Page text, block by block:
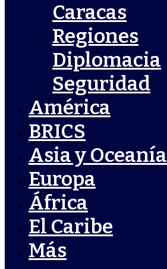
Caracas
Regiones
Diplomacia
Seguridad
América
BRICS
Asia y Oceanía
Europa
África
El Caribe
Más